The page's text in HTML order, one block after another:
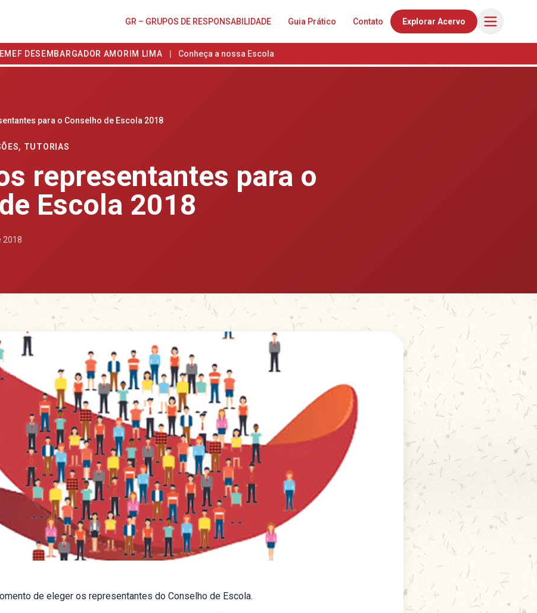
GR – GRUPOS DE RESPONSABILIDADE Guia Prático Contato Explorar Acervo
EMEF DESEMBARGADOR AMORIM LIMA Conheça a nossa Escola
para o Conselho de Escola 2018
, TUTORIAS
representantes para o
Escola 2018
2018
de eleger os representantes do Conselho de Escola.